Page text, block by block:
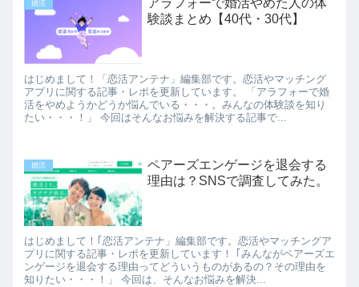
婚活
アラフォーで婚活やめた人の体
験談まとめ【40代・30代】
はじめまして！「恋活アンテナ」編集部です。恋活やマッチング
アプリに関する記事・レポを更新しています。 「アラフォーで婚
活をやめようかどうか悩んでいる・・・。みんなの体験談を知り
たい・・・！」 今回はそんなお悩みを解決する記事で...
婚活
ペアーズエンゲージを退会する
理由は？SNSで調査してみた。
はじめまして！｢恋活アンテナ」編集部です。恋活やマッチングア
プリに関する記事・レポを更新しています！ ｢みんながペアーズエ
ンゲージを退会する理由ってどういうものがあるの？その理由を
知りたい・・・！」 今回は、そんなお悩みを解決...